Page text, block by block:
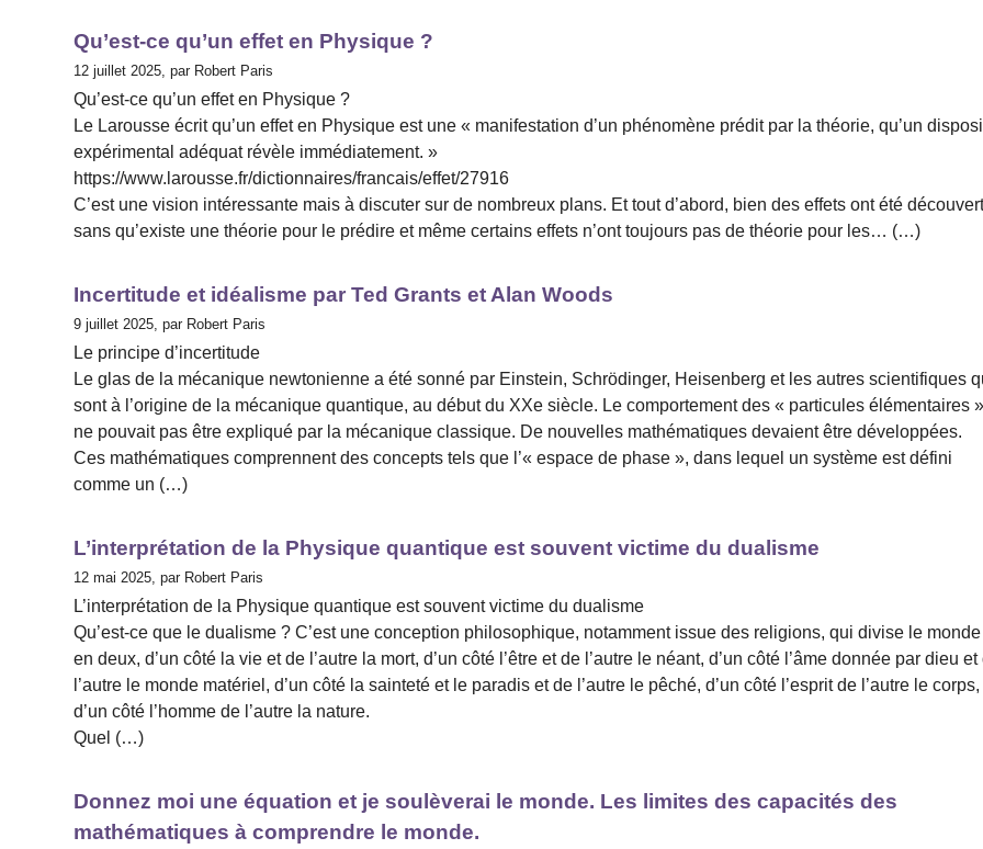
Qu’est-ce qu’un effet en Physique ?
12 juillet 2025, par Robert Paris
Qu’est-ce qu’un effet en Physique ?
Le Larousse écrit qu’un effet en Physique est une « manifestation d’un phénomène prédit par la théorie, qu’un
expérimental adéquat révèle immédiatement. »
https://www.larousse.fr/dictionnaires/francais/effet/27916
C’est une vision intéressante mais à discuter sur de nombreux plans. Et tout d’abord, bien des effets ont été
sans qu’existe une théorie pour le prédire et même certains effets n’ont toujours pas de théorie pour les… (…)
Incertitude et idéalisme par Ted Grants et Alan Woods
9 juillet 2025, par Robert Paris
Le principe d’incertitude
Le glas de la mécanique newtonienne a été sonné par Einstein, Schrödinger, Heisenberg et les autres scientifiques
sont à l’origine de la mécanique quantique, au début du XXe siècle. Le comportement des « particules élémentaires
ne pouvait pas être expliqué par la mécanique classique. De nouvelles mathématiques devaient être développées.
Ces mathématiques comprennent des concepts tels que l’« espace de phase », dans lequel un système est défini
comme un (…)
L’interprétation de la Physique quantique est souvent victime du dualisme
12 mai 2025, par Robert Paris
L’interprétation de la Physique quantique est souvent victime du dualisme
Qu’est-ce que le dualisme ? C’est une conception philosophique, notamment issue des religions, qui divise le monde
en deux, d’un côté la vie et de l’autre la mort, d’un côté l’être et de l’autre le néant, d’un côté l’âme donnée par dieu et
l’autre le monde matériel, d’un côté la sainteté et le paradis et de l’autre le pêché, d’un côté l’esprit de l’autre le corps,
d’un côté l’homme de l’autre la nature.
Quel (…)
Donnez moi une équation et je soulèverai le monde. Les limites des capacités des
mathématiques à comprendre le monde.